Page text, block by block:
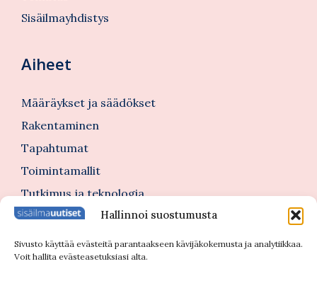
Hallinnoi suostumusta
Sivusto käyttää evästeitä parantaakseen kävijäkokemusta ja analytiikkaa.
Voit hallita evästeasetuksiasi alta.
Sisäilmayhdistys
Aiheet
Määräykset ja säädökset
Rakentaminen
Tapahtumat
Toimintamallit
Tutkimus ja teknologia
Tutustu myös